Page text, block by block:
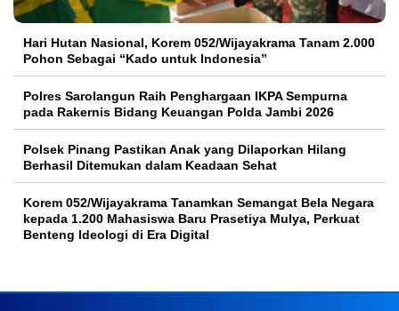
Hari Hutan Nasional, Korem 052/Wijayakrama Tanam 2.000
Pohon Sebagai “Kado untuk Indonesia”
Polres Sarolangun Raih Penghargaan IKPA Sempurna
pada Rakernis Bidang Keuangan Polda Jambi 2026
Polsek Pinang Pastikan Anak yang Dilaporkan Hilang
Berhasil Ditemukan dalam Keadaan Sehat
Korem 052/Wijayakrama Tanamkan Semangat Bela Negara
kepada 1.200 Mahasiswa Baru Prasetiya Mulya, Perkuat
Benteng Ideologi di Era Digital